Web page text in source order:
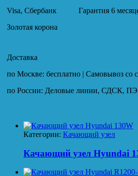
Visa, Сбербанк
Золотая корона
Гарантия 6
Доставка
по Москве: бесплатно | Самовывоз со
по России: Деловые линии, СДСК,
Категории: Качающий узел
Качающий узел Hyundai